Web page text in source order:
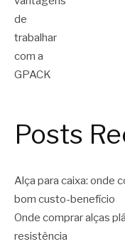
Posts
Alça para caixa: onde
bom custo-benefício
Onde comprar alças
resistência